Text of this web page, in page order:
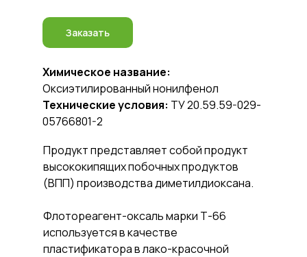
Химическое название:
Оксиэтилированный нонилфенол
Технические условия: ТУ 20.59.59-029-
05766801-2
Продукт представляет собой продукт
высококипящих побочных продуктов
(ВПП) производства диметилдиоксана.
Флотореагент-оксаль марки Т-66
используется в качестве
пластификатора в лако-красочной
Заказать